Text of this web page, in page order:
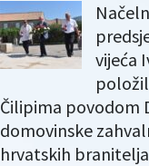
vijeća
Čilipima povodom
domovinske
hrvatskih branitelja